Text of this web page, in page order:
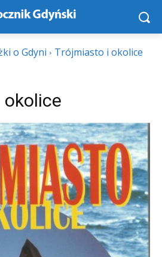
o Gdyni Trójmiasto i okolice